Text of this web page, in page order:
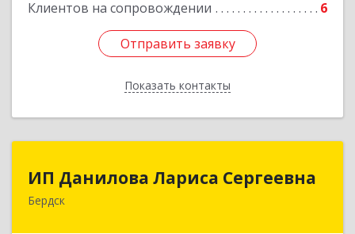
Клиентов на сопровождении 6
Отправить заявку
Показать контакты
Отправить заявку
Назад
ИП Данилова Лариса Сергеевна
Бердск
633004, Новосибирская обл, Бердск г, Озерная